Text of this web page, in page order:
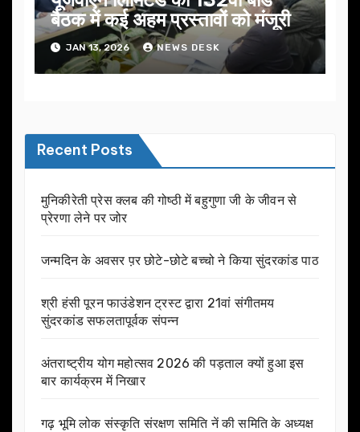
बैठक में कई अहम प्रस्तावों को मंजूरी
JAN 13, 2026 NEWS DESK
Recent Posts
मुनिकीरेती प्रेस क्लब की गोष्ठी में बहुगुणा जी के जीवन से
प्रेरणा लेने पर जोर
जन्मदिन के अवसर प़र छोटे-छोटे बच्चो ने किया सुंदरकांड पाठ
श्री हंसी पूरन फाउंडेशन ट्रस्ट द्वारा 21वां संगीतमय
सुंदरकांड सफलतापूर्वक संपन्न
अंतराष्ट्रीय योग महोत्सव 2026 की पड़ताल क्यों हुआ इस
बार कार्यक्रम में निखार
गढ़ भूमि लोक संस्कृति संरक्षण समिति नें की समिति के अध्यक्ष